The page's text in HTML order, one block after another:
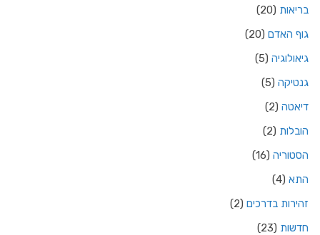
בריאות (20)
גוף האדם (20)
גיאולוגיה (5)
גנטיקה (5)
דיאטה (2)
הובלות (2)
הסטוריה (16)
התא (4)
זהירות בדרכים (2)
חדשות (23)